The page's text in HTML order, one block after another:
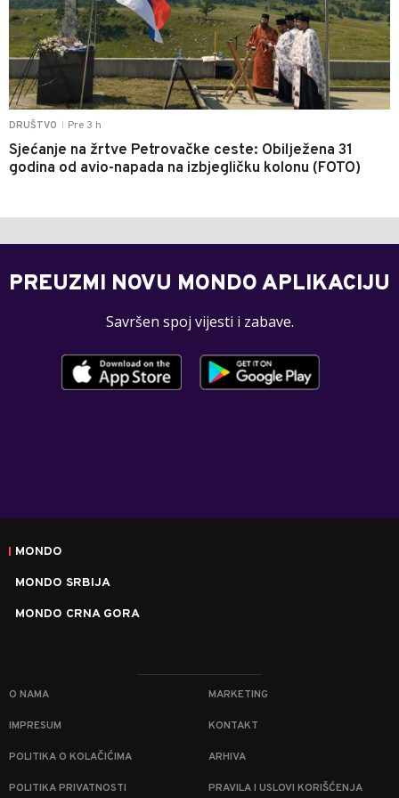
DRUŠTVO Pre 3 h
Sjećanje na žrtve Petrovačke ceste: Obilježena 31
godina od avio-napada na izbjegličku kolonu (FOTO)
PREUZMI NOVU MONDO APLIKACIJU
Savršen spoj vijesti i zabave.
MONDO
MONDO SRBIJA
MONDO CRNA GORA
O NAMA MARKETING
IMPRESUM KONTAKT
POLITIKA O KOLAČIĆIMA ARHIVA
POLITIKA PRIVATNOSTI PRAVILA I USLOVI KORIŠĆENJA